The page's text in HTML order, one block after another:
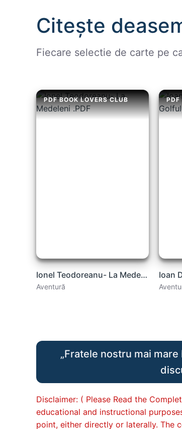
Citește
Fiecare selectie de carte pe
PDF BOOK LOVERS CLUB
Ionel Teodoreanu- La Medeleni .PDF
Aventură
PDF
„Fratele nostru mai
Disclaimer: ( Please Read the
educational and instructional
point, either directly or laterally. The